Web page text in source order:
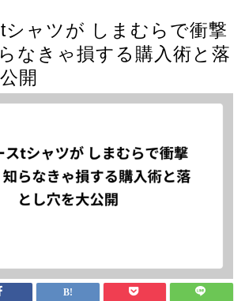
シャツが しまむらで衝撃
なきゃ損する購入術と落
開